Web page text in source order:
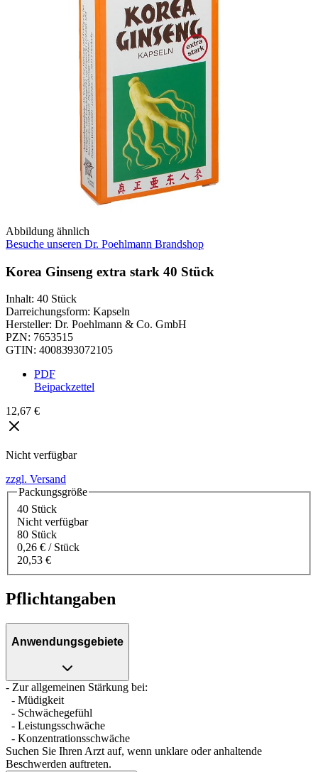
Abbildung ähnlich
Besuche unseren Dr. Poehlmann Brandshop
Korea Ginseng extra stark 40 Stück
Inhalt: 40 Stück
Darreichungsform: Kapseln
Hersteller: Dr. Poehlmann & Co. GmbH
PZN: 7653515
GTIN: 4008393072105
PDF
Beipackzettel
12,67 €
Nicht verfügbar
zzgl. Versand
Packungsgröße
40 Stück
Nicht verfügbar
80 Stück
0,26 € / Stück
20,53 €
Pflichtangaben
Anwendungsgebiete
- Zur allgemeinen Stärkung bei:
- Müdigkeit
- Schwächegefühl
- Leistungsschwäche
- Konzentrationsschwäche
Suchen Sie Ihren Arzt auf, wenn unklare oder anhaltende
Beschwerden auftreten.